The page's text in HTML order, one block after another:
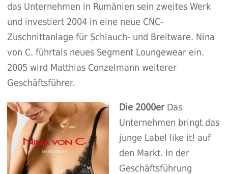
das Unternehmen in Rumänien sein zweites Werk
und investiert 2004 in eine neue CNC-
Zuschnittanlage für Schlauch- und Breitware. Nina
von C. führtals neues Segment Loungewear ein.
2005 wird Matthias Conzelmann weiterer
Geschäftsführer.
Die 2000erDas
Unternehmen bringt das
junge Label like it! auf
den Markt. In der
Geschäftsführung